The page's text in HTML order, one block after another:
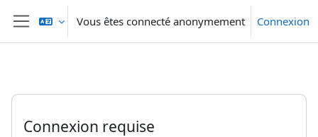
Passer au contenu principal
Panneau latéral
Vous êtes connecté anonymement Connexion
Connexion requise